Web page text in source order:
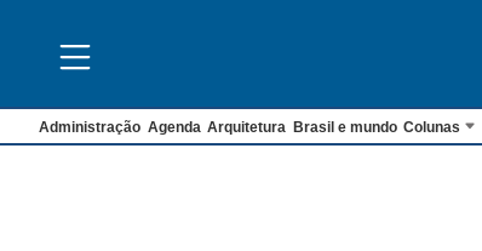
Administração Agenda Arquitetura Brasil e mundo Colunas